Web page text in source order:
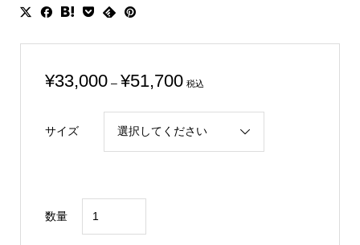
¥33,000 – ¥51,700価
税込
サイズ
数量
銀